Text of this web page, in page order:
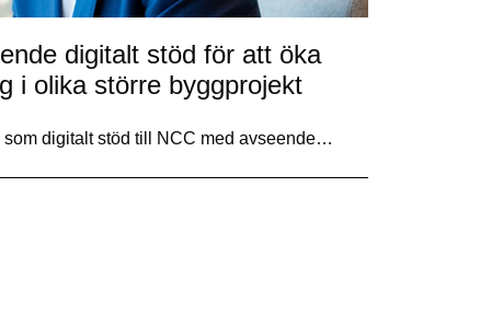
digitalt stöd för att öka
i olika större byggprojekt
som digitalt stöd till NCC med avseende…